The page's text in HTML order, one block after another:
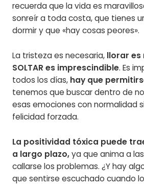
recuerda que la vida es
sonreír a toda costa, que tienes
dormir y que «hay cosas peores».
La tristeza es necesaria, llorar es
SOLTAR es imprescindible. Es
todos los días, hay que
tenemos que buscar dentro de
esas emociones con normalidad
felicidad forzada.
La positividad tóxica puede
a largo plazo,ya que anima a
callarse los problemas. ¿Y hay
que sentirse escuchado cuando